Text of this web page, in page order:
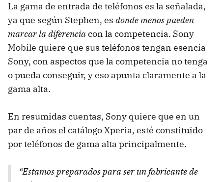
La gama de entrada de teléfonos es la señalada,
ya que según Stephen, es donde menos pueden
marcar la diferenciacon la competencia. Sony
Mobile quiere que sus teléfonos tengan esencia
Sony, con aspectos que la competencia no tenga
o pueda conseguir, y eso apunta claramente a la
gama alta.
En resumidas cuentas, Sony quiere que en un
par de años el catálogo Xperia, esté constituido
por teléfonos de gama alta principalmente.
“Estamos preparados para ser un fabricante de